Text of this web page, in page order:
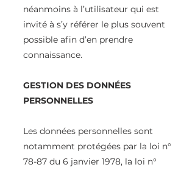
néanmoins à l’utilisateur qui est
invité à s’y référer le plus souvent
possible afin d’en prendre
connaissance.
GESTION DES DONNÉES
PERSONNELLES
Les données personnelles sont
notamment protégées par la loi n°
78-87 du 6 janvier 1978, la loi n°